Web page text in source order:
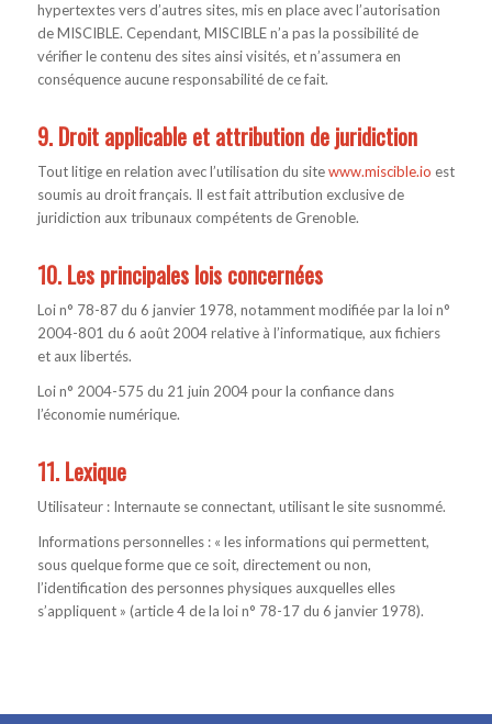
hypertextes vers d’autres sites, mis en place avec l’autorisation
de MISCIBLE. Cependant, MISCIBLE n’a pas la possibilité de
vérifier le contenu des sites ainsi visités, et n’assumera en
conséquence aucune responsabilité de ce fait.
9. Droit applicable et attribution de juridiction
Tout litige en relation avec l’utilisation du sitewww.miscible.io est
soumis au droit français. Il est fait attribution exclusive de
juridiction aux tribunaux compétents de Grenoble.
10. Les principales lois concernées
Loi n° 78-87 du 6 janvier 1978, notamment modifiée par la loi n°
2004-801 du 6 août 2004 relative à l’informatique, aux fichiers
et aux libertés.
Loi n° 2004-575 du 21 juin 2004 pour la confiance dans
l’économie numérique.
11. Lexique
Utilisateur : Internaute se connectant, utilisant le site susnommé.
Informations personnelles : « les informations qui permettent,
sous quelque forme que ce soit, directement ou non,
l’identification des personnes physiques auxquelles elles
s’appliquent » (article 4 de la loi n° 78-17 du 6 janvier 1978).